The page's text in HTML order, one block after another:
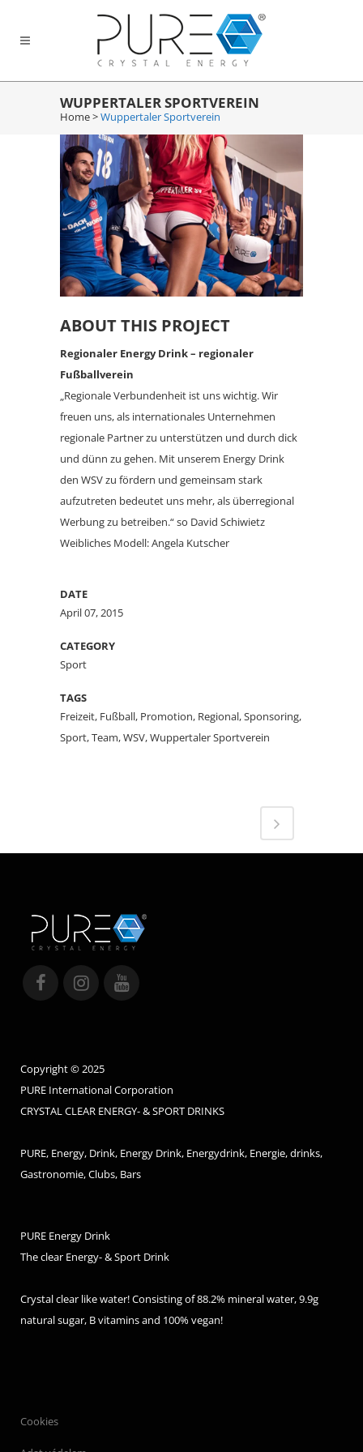
WUPPERTALER SPORTVEREIN
Home>Wuppertaler Sportverein
ABOUT THIS PROJECT
Regionaler Energy Drink – regionaler
Fußballverein
„Regionale Verbundenheit ist uns wichtig. Wir
freuen uns, als internationales Unternehmen
regionale Partner zu unterstützen und durch dick
und dünn zu gehen. Mit unserem Energy Drink
den WSV zu fördern und gemeinsam stark
aufzutreten bedeutet uns mehr, als überregional
Werbung zu betreiben.“ so David Schiwietz
Weibliches Modell: Angela Kutscher
DATE
April 07, 2015
CATEGORY
Sport
TAGS
Freizeit, Fußball, Promotion, Regional, Sponsoring,
Sport, Team, WSV, Wuppertaler Sportverein
Copyright © 2025
PURE International Corporation
CRYSTAL CLEAR ENERGY- & SPORT DRINKS
PURE, Energy, Drink, Energy Drink, Energydrink, Energie, drinks,
Gastronomie, Clubs, Bars
PURE Energy Drink
The clear Energy- & Sport Drink
Crystal clear like water! Consisting of 88.2% mineral water, 9.9g
natural sugar, B vitamins and 100% vegan!
Cookies